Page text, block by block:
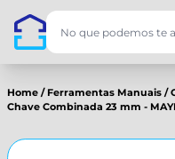
Home / Ferramentas Manuais /
Chave Combinada 23 mm -